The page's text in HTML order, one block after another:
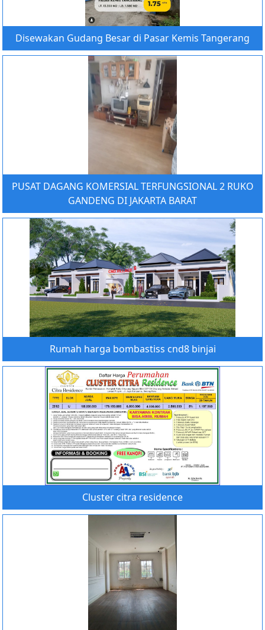
Disewakan Gudang Besar di Pasar Kemis Tangerang
PUSAT DAGANG KOMERSIAL TERFUNGSIONAL 2 RUKO
GANDENG DI JAKARTA BARAT
Rumah harga bombastiss cnd8 binjai
Cluster citra residence